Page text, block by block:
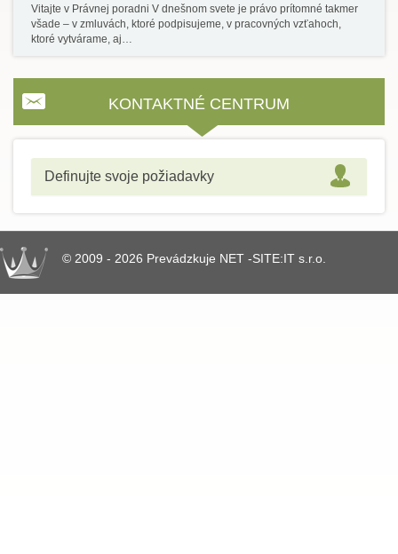
Vitajte v Právnej poradni V dnešnom svete je právo prítomné takmer
všade – v zmluvách, ktoré podpisujeme, v pracovných vzťahoch,
ktoré vytvárame, aj…
KONTAKTNÉ CENTRUM
Definujte svoje požiadavky
© 2009 - 2026 Prevádzkuje NET -SITE:IT s.r.o.